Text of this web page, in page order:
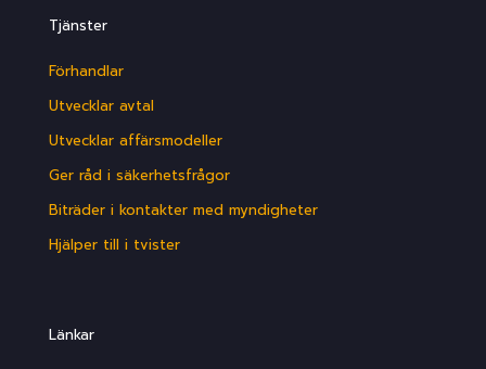
Tjänster
Förhandlar
Utvecklar avtal
Utvecklar affärsmodeller
Ger råd i säkerhetsfrågor
Biträder i kontakter med myndigheter
Hjälper till i tvister
Länkar